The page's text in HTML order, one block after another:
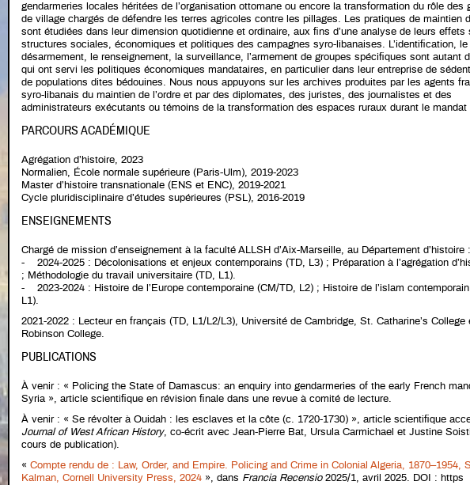
gendarmeries locales héritées de l’organisation ottomane ou encore la transformation du rôle des
de village chargés de défendre les terres agricoles contre les pillages. Les pratiques de maintien
sont étudiées dans leur dimension quotidienne et ordinaire, aux fins d’une analyse de leurs effets
structures sociales, économiques et politiques des campagnes syro-libanaises. L’identification, le
désarmement, le renseignement, la surveillance, l’armement de groupes spécifiques sont autant
qui ont servi les politiques économiques mandataires, en particulier dans leur entreprise de
de populations dites bédouines. Nous nous appuyons sur les archives produites par les agents
syro-libanais du maintien de l’ordre et par des diplomates, des juristes, des journalistes et des
administrateurs exécutants ou témoins de la transformation des espaces ruraux durant le mandat
PARCOURS ACADÉMIQUE
Agrégation d’histoire, 2023
Normalien, École normale supérieure (Paris-Ulm), 2019-2023
Master d’histoire transnationale (ENS et ENC), 2019-2021
Cycle pluridisciplinaire d’études supérieures (PSL), 2016-2019
ENSEIGNEMENTS
Chargé de mission d’enseignement à la faculté ALLSH d’Aix-Marseille, au Département d’histoire :
- 2024-2025 : Décolonisations et enjeux contemporains (TD, L3) ; Préparation à l’agrégation
; Méthodologie du travail universitaire (TD, L1).
- 2023-2024 : Histoire de l’Europe contemporaine (CM/TD, L2) ; Histoire de l’islam
L1).
2021-2022 : Lecteur en français (TD, L1/L2/L3), Université de Cambridge, St. Catharine’s College
Robinson College.
PUBLICATIONS
À venir : « Policing the State of Damascus: an enquiry into gendarmeries of the early French
Syria », article scientifique en révision finale dans une revue à comité de lecture.
À venir : « Se révolter à Ouidah : les esclaves et la côte (c. 1720-1730) », article scientifique
Journal of West African History, co-écrit avec Jean-Pierre Bat, Ursula Carmichael et Justine
cours de publication).
« Compte rendu de : Law, Order, and Empire. Policing and Crime in Colonial Algeria, 1870–1954,
Kalman, Cornell University Press, 2024 », dans Francia Recensio2025/1, avril 2025. DOI : https